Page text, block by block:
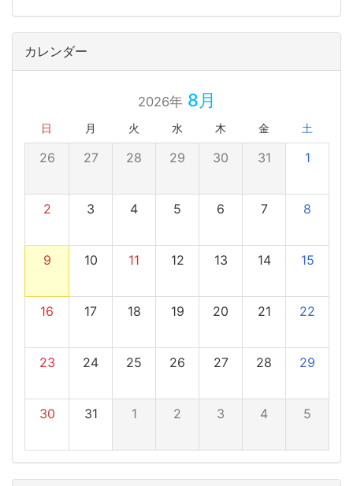
カレンダー
2026年8月
日 月 火 水 木 金 土
26 27 28 29 30 31 1
2 3 4 5 6 7 8
9 10 11 12 13 14 15
16 17 18 19 20 21 22
23 24 25 26 27 28 29
30 31 1 2 3 4 5